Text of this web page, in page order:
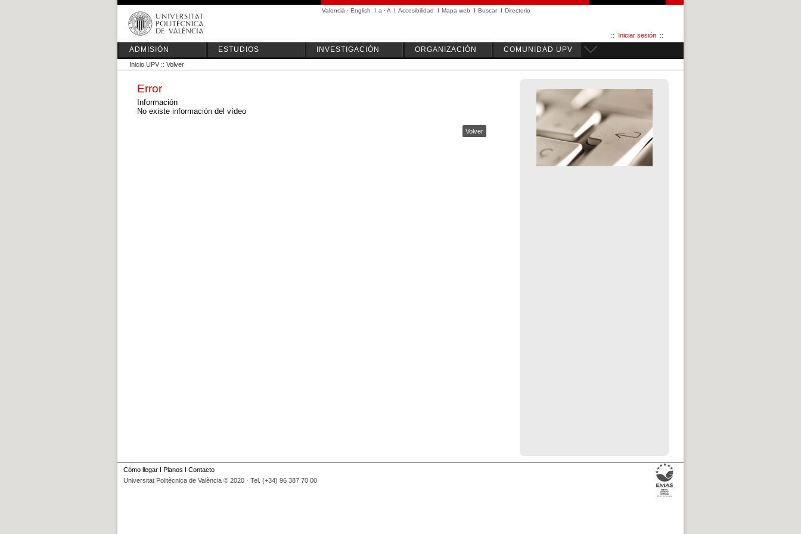
Valencià · English I a ·A I Accesibilidad I Mapa web I Buscar I Directorio
:: Iniciar sesión ::
ADMISIÓN ESTUDIOS INVESTIGACIÓN ORGANIZACIÓN COMUNIDAD UPV
Inicio UPV :: Volver
Error
Información
No existe información del vídeo
Volver
Cómo llegar I Planos I Contacto
Universitat Politècnica de València © 2020 · Tel. (+34) 96 387 70 00